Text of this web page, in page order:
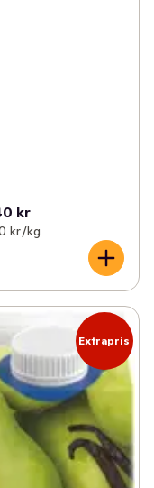
kr
kr /kg
Extrapris